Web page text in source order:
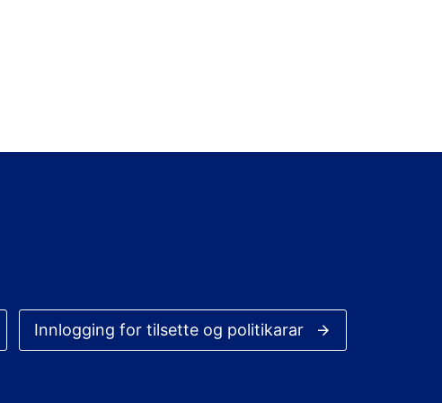
Innlogging for tilsette og politikarar